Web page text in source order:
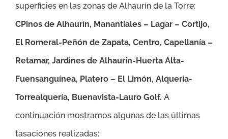
superficies en las zonas de Alhaurín de la Torre:
CPinos de Alhaurín, Manantiales – Lagar – Cortijo,
El Romeral-Peñón de Zapata, Centro, Capellanía –
Retamar, Jardines de Alhaurín-Huerta Alta-
Fuensanguínea, Platero – El Limón, Alquería-
Torrealquería, Buenavista-Lauro Golf. A
continuación mostramos algunas de las últimas
tasaciones realizadas: